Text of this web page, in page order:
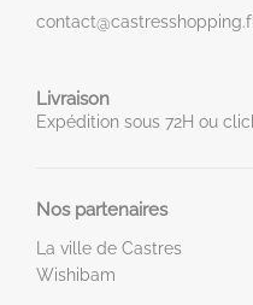
Livraison
Expédition sous 72H ou
Nos partenaires
La ville de Castres
Wishibam